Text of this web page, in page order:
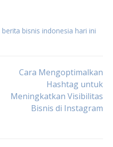
berita bisnis indonesia hari ini
Cara Mengoptimalkan
Hashtag untuk
Meningkatkan Visibilitas
Bisnis di Instagram